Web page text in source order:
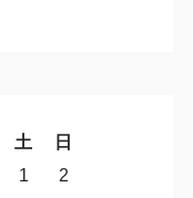
土 日
1
2